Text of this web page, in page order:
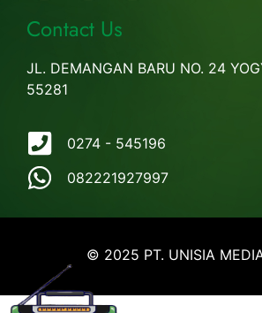
Contact Us
JL. DEMANGAN BARU NO. 24
55281
0274 - 545196
082221927997
© 2025 PT. UNISIA